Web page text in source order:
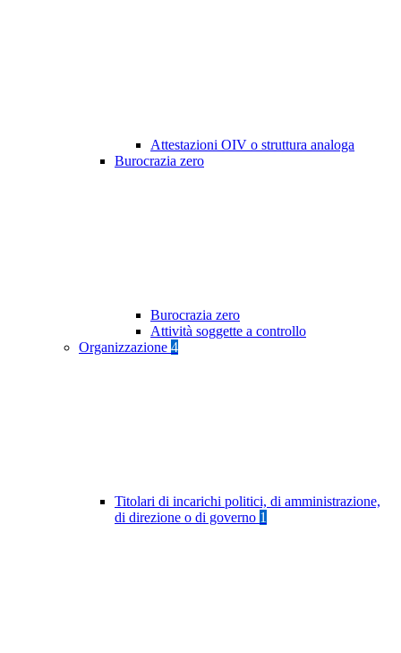
Attestazioni OIV o struttura analoga
Burocrazia zero
Burocrazia zero
Attività soggette a controllo
Organizzazione 4
Titolari di incarichi politici, di amministrazione,
di direzione o di governo 1